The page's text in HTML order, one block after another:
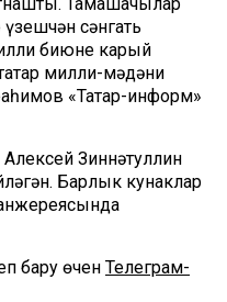
сәнгать
биюне карый
милли-мәдәни
«Татар-информ»
Зиннәтуллин
Барлык кунаклар
бару өчен Телеграм-